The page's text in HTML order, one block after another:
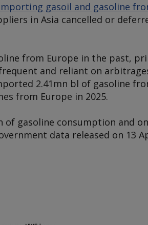
gasoil and gasoline
in Asia cancelled or
from Europe in the past,
and reliant on
2.41mn bl of gasoline
from Europe in 2025.
gasoline consumption and
data released on 13